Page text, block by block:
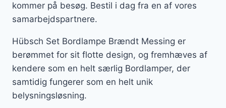
kommer på besøg. Bestil i dag fra en af vores
samarbejdspartnere.
Hübsch Set Bordlampe Brændt Messing er
berømmet for sit flotte design, og fremhæves af
kendere som en helt særlig Bordlamper, der
samtidig fungerer som en helt unik
belysningsløsning.